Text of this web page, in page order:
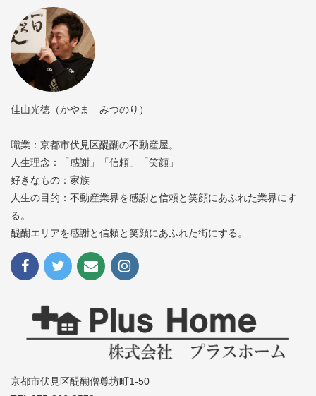
佳山光徳（かやま みつのり）
職業：京都市伏見区醍醐の不動産屋。
人生理念：「感謝」「信頼」「笑顔」
好きなもの：家族
人生の目的：不動産業界を感謝と信頼と笑顔にあふれた業界にす
る。
醍醐エリアを感謝と信頼と笑顔にあふれた街にする。
京都市伏見区醍醐僧尊坊町1-50